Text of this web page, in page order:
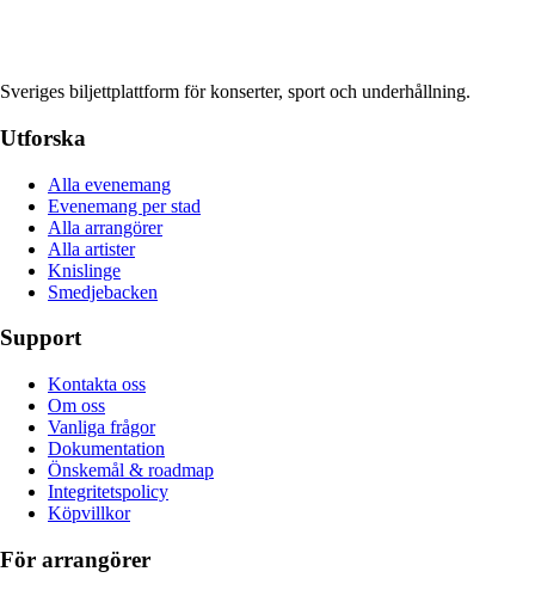
Sveriges biljettplattform för konserter, sport och underhållning.
Utforska
Alla evenemang
Evenemang per stad
Alla arrangörer
Alla artister
Knislinge
Smedjebacken
Support
Kontakta oss
Om oss
Vanliga frågor
Dokumentation
Önskemål & roadmap
Integritetspolicy
Köpvillkor
För arrangörer